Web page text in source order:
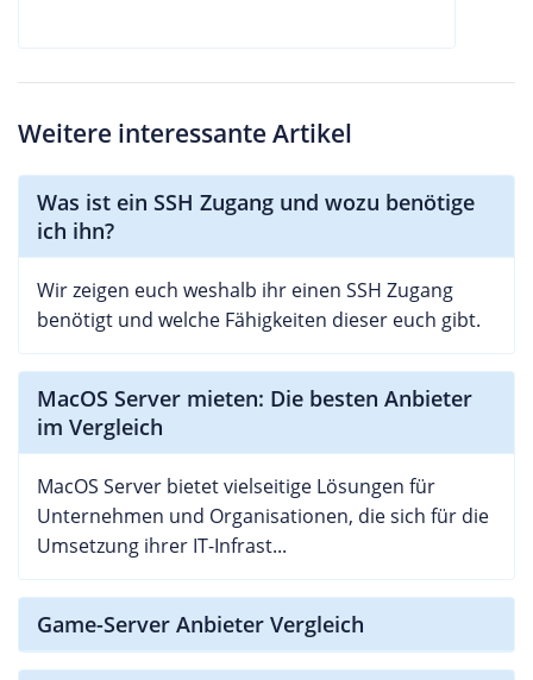
Weitere interessante Artikel
Was ist ein SSH Zugang und wozu benötige
ich ihn?
Wir zeigen euch weshalb ihr einen SSH Zugang
benötigt und welche Fähigkeiten dieser euch gibt.
MacOS Server mieten: Die besten Anbieter
im Vergleich
MacOS Server bietet vielseitige Lösungen für
Unternehmen und Organisationen, die sich für die
Umsetzung ihrer IT-Infrast...
Game-Server Anbieter Vergleich